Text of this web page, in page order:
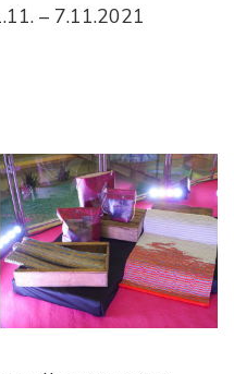
– 7.11.2021